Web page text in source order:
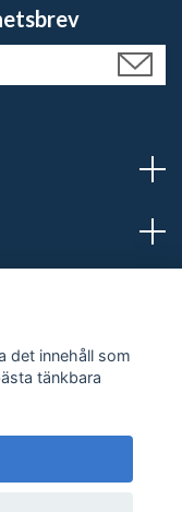
by Quickbutik
det innehåll som
tänkbara